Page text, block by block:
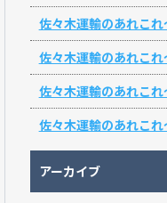
佐々木運輸のあれこ
佐々木運輸のあれこ
佐々木運輸のあれこ
佐々木運輸のあれこ
アーカイブ